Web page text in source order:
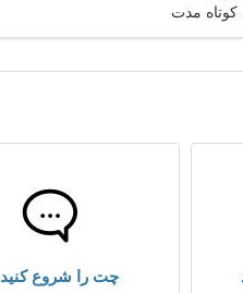
کوتاه مدت
چت را شروع کنید